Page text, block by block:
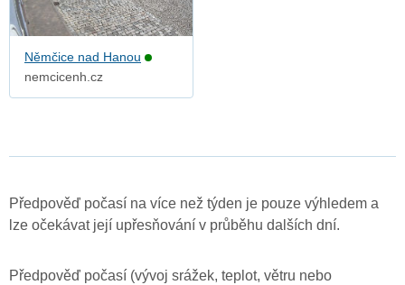
Němčice nad Hanou
nemcicenh.cz
Předpověď počasí na více než týden je pouze výhledem a
lze očekávat její upřesňování v průběhu dalších dní.
Předpověď počasí (vývoj srážek, teplot, větru nebo